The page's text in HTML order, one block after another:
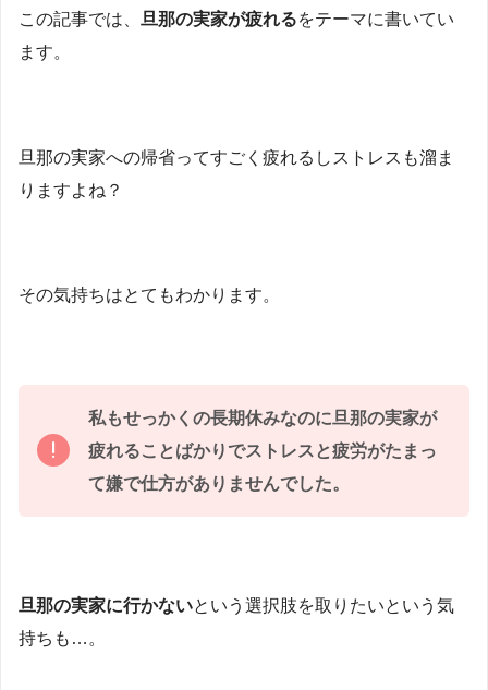
この記事では、 旦那の実家が疲れるをテーマに書いてい
ます。
旦那の実家への帰省ってすごく疲れるしストレスも溜ま
りますよね？
その気持ちはとてもわかります。
私もせっかくの長期休みなのに旦那の実家が
疲れることばかりでストレス と疲労がたまっ
て嫌で仕方がありませんでした。
旦那の実家に行かないという選択肢を取りたいという気
持ちも…。